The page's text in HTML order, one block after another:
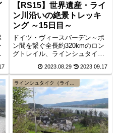
【RS15】世界遺産・ライ
ン川沿いの絶景トレッキ
ング ～15日目～
ドイツ・ヴィースバーデン～ボ
ン間を繋ぐ全長約320kmのロン
グトレイル、ラインシュタイク
ンネフからケーニッヒスヴィン
ターまでの約14kmでコースタイ
ムは4時間。ニーベルンゲンの歌
に登場するジークフリート所縁
の場所も訪れます。
2023.08.29 2023.09.17
ラインシュタイク（ライン川高所道）